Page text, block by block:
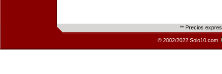
** Precios
© 2002/2022 Solo10.com